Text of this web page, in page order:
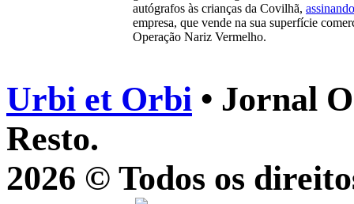
autógrafos às crianças da Covilhã, assinando
empresa, que vende na sua superfície
Operação Nariz Vermelho.
Urbi et Orbi • Jornal
Resto.
2026 © Todos os